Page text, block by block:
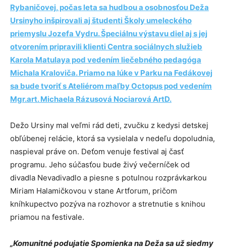
Rybaničovej, počas leta sa hudbou a osobnosťou Deža
Ursinyho inšpirovali aj študenti Školy umeleckého
priemyslu Jozefa Vydru. Špeciálnu výstavu diel aj s jej
otvorením pripravili klienti Centra sociálnych služieb
Karola Matulaya pod vedením liečebného pedagóga
Michala Kraloviča. Priamo na lúke v Parku na Fedákovej
sa bude tvoriť s Ateliérom maľby Octopus pod vedením
Mgr.art. Michaela Rázusová Nociarová ArtD.
Dežo Ursiny mal veľmi rád deti, zvučku z kedysi detskej
obľúbenej relácie, ktorá sa vysielala v nedeľu dopoludnia,
naspieval práve on. Deťom venuje festival aj časť
programu. Jeho súčasťou bude živý večerníček od
divadla Nevadivadlo a piesne s potulnou rozprávkarkou
Miriam Halamičkovou v stane Artforum, pričom
kníhkupectvo pozýva na rozhovor a stretnutie s knihou
priamou na festivale.
„Komunitné podujatie Spomienka na Deža sa už siedmy